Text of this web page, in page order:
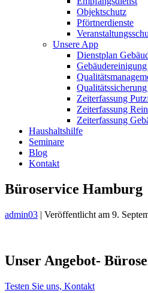
Objektschutz
Pförtnerdienste
Unsere App
Dienstplan
Zeiterfassung
Zeiterfassung
Zeiterfassung
Haushaltshilfe
Seminare
Blog
Kontakt
Büroservice Hamburg
admin03 | Veröffentlicht am 9.
Unser Angebot-
Testen Sie uns, Kontakt